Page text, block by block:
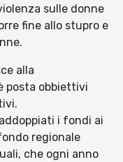
sulle donne
fine allo stupro e
alla
posta obbiettivi
i fondi ai
regionale
che ogni anno